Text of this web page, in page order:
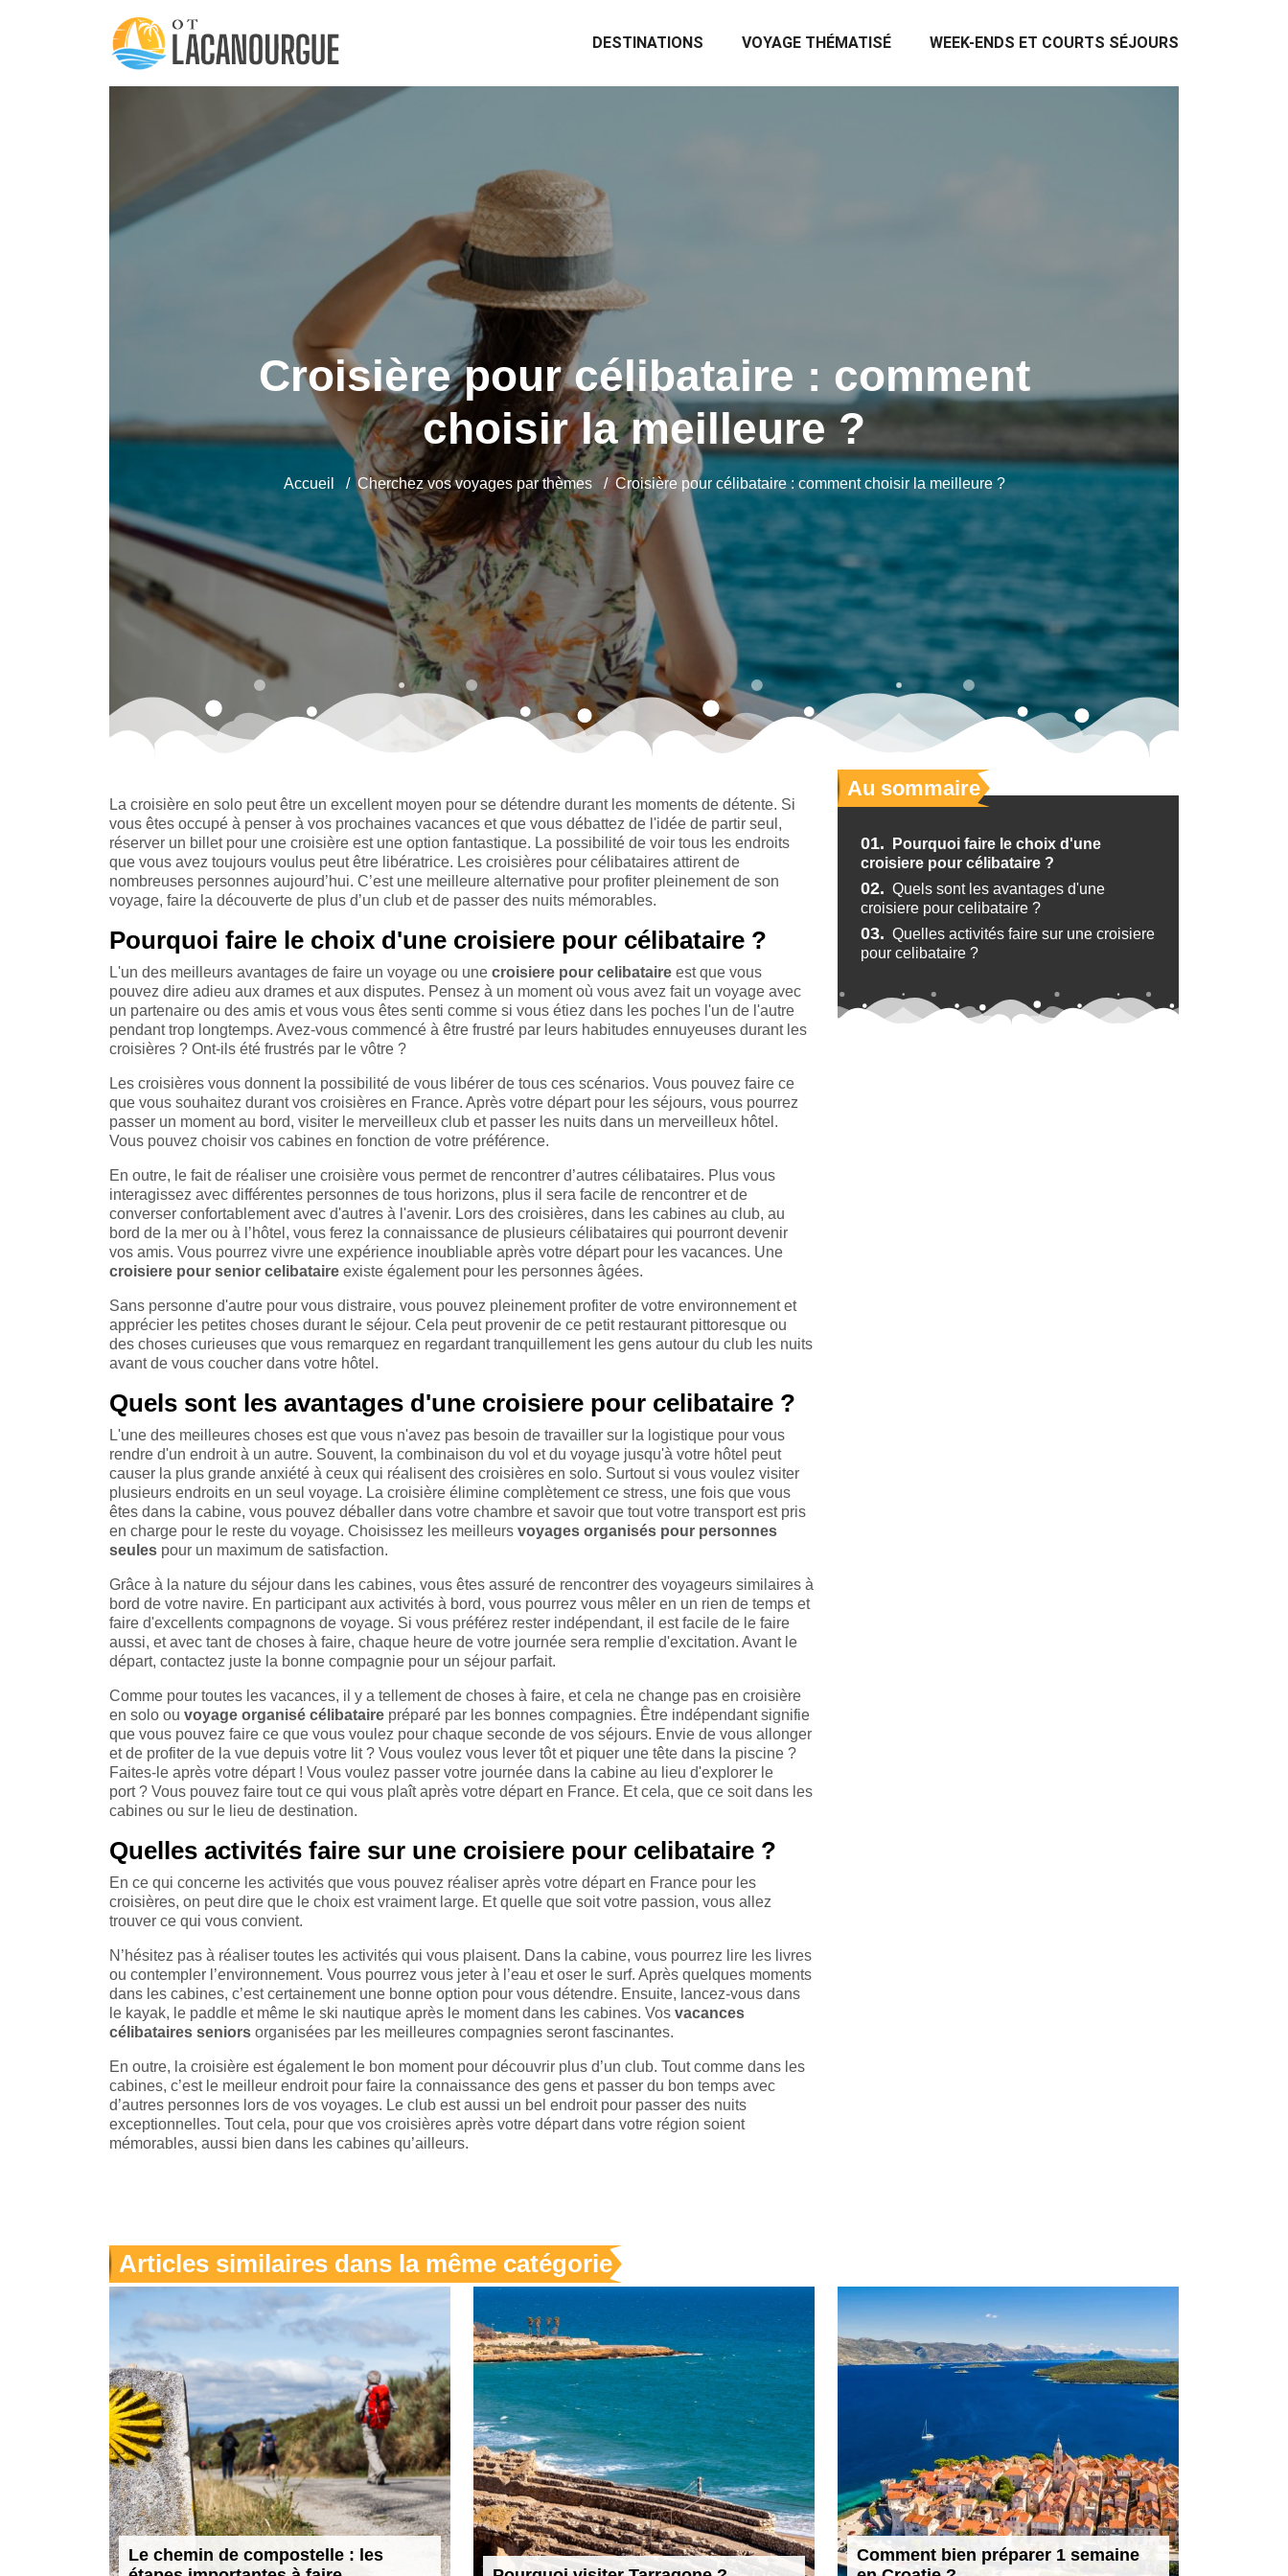
DESTINATIONS VOYAGE THÉMATISÉ WEEK-ENDS ET COURTS SÉJOURS
Croisière pour célibataire : comment
choisir la meilleure ?
Accueil Cherchez vos voyages par thèmes Croisière pour célibataire : comment choisir la meilleure ?
La croisière en solo peut être un excellent moyen pour se détendre durant les moments de détente. Si
vous êtes occupé à penser à vos prochaines vacances et que vous débattez de l'idée de partir seul,
réserver un billet pour une croisière est une option fantastique. La possibilité de voir tous les endroits
que vous avez toujours voulus peut être libératrice. Les croisières pour célibataires attirent de
nombreuses personnes aujourd’hui. C’est une meilleure alternative pour profiter pleinement de son
voyage, faire la découverte de plus d’un club et de passer des nuits mémorables.
Pourquoi faire le choix d'une croisiere pour célibataire ?
L'un des meilleurs avantages de faire un voyage ou une croisiere pour celibataire est que vous
pouvez dire adieu aux drames et aux disputes. Pensez à un moment où vous avez fait un voyage avec
un partenaire ou des amis et vous vous êtes senti comme si vous étiez dans les poches l'un de l'autre
pendant trop longtemps. Avez-vous commencé à être frustré par leurs habitudes ennuyeuses durant les
croisières ? Ont-ils été frustrés par le vôtre ?
Les croisières vous donnent la possibilité de vous libérer de tous ces scénarios. Vous pouvez faire ce
que vous souhaitez durant vos croisières en France. Après votre départ pour les séjours, vous pourrez
passer un moment au bord, visiter le merveilleux club et passer les nuits dans un merveilleux hôtel.
Vous pouvez choisir vos cabines en fonction de votre préférence.
En outre, le fait de réaliser une croisière vous permet de rencontrer d’autres célibataires. Plus vous
interagissez avec différentes personnes de tous horizons, plus il sera facile de rencontrer et de
converser confortablement avec d'autres à l'avenir. Lors des croisières, dans les cabines au club, au
bord de la mer ou à l’hôtel, vous ferez la connaissance de plusieurs célibataires qui pourront devenir
vos amis. Vous pourrez vivre une expérience inoubliable après votre départ pour les vacances. Une
croisiere pour senior celibataire existe également pour les personnes âgées.
Sans personne d'autre pour vous distraire, vous pouvez pleinement profiter de votre environnement et
apprécier les petites choses durant le séjour. Cela peut provenir de ce petit restaurant pittoresque ou
des choses curieuses que vous remarquez en regardant tranquillement les gens autour du club les nuits
avant de vous coucher dans votre hôtel.
Quels sont les avantages d'une croisiere pour celibataire ?
L'une des meilleures choses est que vous n'avez pas besoin de travailler sur la logistique pour vous
rendre d'un endroit à un autre. Souvent, la combinaison du vol et du voyage jusqu'à votre hôtel peut
causer la plus grande anxiété à ceux qui réalisent des croisières en solo. Surtout si vous voulez visiter
plusieurs endroits en un seul voyage. La croisière élimine complètement ce stress, une fois que vous
êtes dans la cabine, vous pouvez déballer dans votre chambre et savoir que tout votre transport est pris
en charge pour le reste du voyage. Choisissez les meilleurs voyages organisés pour personnes
seules pour un maximum de satisfaction.
Grâce à la nature du séjour dans les cabines, vous êtes assuré de rencontrer des voyageurs similaires à
bord de votre navire. En participant aux activités à bord, vous pourrez vous mêler en un rien de temps et
faire d'excellents compagnons de voyage. Si vous préférez rester indépendant, il est facile de le faire
aussi, et avec tant de choses à faire, chaque heure de votre journée sera remplie d'excitation. Avant le
départ, contactez juste la bonne compagnie pour un séjour parfait.
Comme pour toutes les vacances, il y a tellement de choses à faire, et cela ne change pas en croisière
en solo ou voyage organisé célibataire préparé par les bonnes compagnies. Être indépendant signifie
que vous pouvez faire ce que vous voulez pour chaque seconde de vos séjours. Envie de vous allonger
et de profiter de la vue depuis votre lit ? Vous voulez vous lever tôt et piquer une tête dans la piscine ?
Faites-le après votre départ ! Vous voulez passer votre journée dans la cabine au lieu d'explorer le
port ? Vous pouvez faire tout ce qui vous plaît après votre départ en France. Et cela, que ce soit dans les
cabines ou sur le lieu de destination.
Quelles activités faire sur une croisiere pour celibataire ?
En ce qui concerne les activités que vous pouvez réaliser après votre départ en France pour les
croisières, on peut dire que le choix est vraiment large. Et quelle que soit votre passion, vous allez
trouver ce qui vous convient.
N’hésitez pas à réaliser toutes les activités qui vous plaisent. Dans la cabine, vous pourrez lire les livres
ou contempler l’environnement. Vous pourrez vous jeter à l’eau et oser le surf. Après quelques moments
dans les cabines, c’est certainement une bonne option pour vous détendre. Ensuite, lancez-vous dans
le kayak, le paddle et même le ski nautique après le moment dans les cabines. Vos vacances
célibataires seniors organisées par les meilleures compagnies seront fascinantes.
En outre, la croisière est également le bon moment pour découvrir plus d’un club. Tout comme dans les
cabines, c’est le meilleur endroit pour faire la connaissance des gens et passer du bon temps avec
d’autres personnes lors de vos voyages. Le club est aussi un bel endroit pour passer des nuits
exceptionnelles. Tout cela, pour que vos croisières après votre départ dans votre région soient
mémorables, aussi bien dans les cabines qu’ailleurs.
Au sommaire
01.
Pourquoi faire le choix d'une
croisiere pour célibataire ?
02. Quels sont les avantages d'une
croisiere pour celibataire ?
03. Quelles activités faire sur une croisiere
pour celibataire ?
Articles similaires dans la même catégorie
Le chemin de compostelle : les
Comment bien préparer 1 semaine